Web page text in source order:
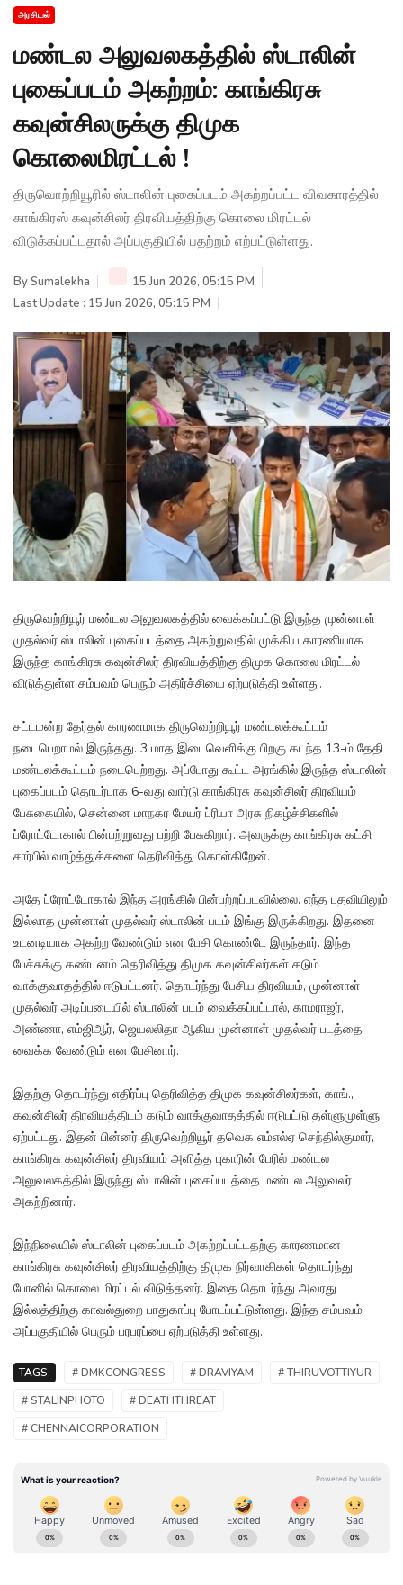
அரசியல்
மண்டல அலுவலகத்தில் ஸ்டாலின்
புகைப்படம் அகற்றம்: காங்கிரசு
கவுன்சிலருக்கு திமுக
கொலைமிரட்டல் !
திருவொற்றியூரில் ஸ்டாலின் புகைப்படம் அகற்றப்பட்ட விவகாரத்தில்
காங்கிரஸ் கவுன்சிலர் திரவியத்திற்கு கொலை மிரட்டல்
விடுக்கப்பட்டதால் அப்பகுதியில் பதற்றம் எற்பட்டுள்ளது.
BySumalekha
15 Jun 2026, 05:15 PM
Last Update : 15 Jun 2026, 05:15 PM
திருவெற்றியூர் மண்டல அலுவலகத்தில் வைக்கப்பட்டு இருந்த முன்னாள்
முதல்வர் ஸ்டாலின் புகைப்படத்தை அகற்றுவதில் முக்கிய காரணியாக
இருந்த காங்கிரசு கவுன்சிலர் திரவியத்திற்கு திமுக கொலை மிரட்டல்
விடுத்துள்ள சம்பவம் பெரும் அதிர்ச்சியை ஏற்படுத்தி உள்ளது.
சட்டமன்ற தேர்தல் காரணமாக திருவெற்றியூர் மண்டலக்கூட்டம்
நடைபெறாமல் இருந்தது. 3 மாத இடைவெளிக்கு பிறகு கடந்த 13-ம் தேதி
மண்டலக்கூட்டம் நடைபெற்றது. அப்போது கூட்ட அரங்கில் இருந்த ஸ்டாலின்
புகைப்படம் தொடர்பாக 6-வது வார்டு காங்கிரசு கவுன்சிலர் திரவியம்
பேசுகையில், சென்னை மாநகர மேயர் ப்ரியா அரசு நிகழ்ச்சிகளில்
ப்ரோட்டோகால் பின்பற்றுவது பற்றி பேசுகிறார். அவருக்கு காங்கிரசு கட்சி
சார்பில் வாழ்த்துக்களை தெரிவித்து கொள்கிறேன்.
அதே ப்ரோட்டோகால் இந்த அரங்கில் பின்பற்றப்படவில்லை. எந்த பதவியிலும்
இல்லாத முன்னாள் முதல்வர் ஸ்டாலின் படம் இங்கு இருக்கிறது. இதனை
உடனடியாக அகற்ற வேண்டும் என பேசி கொண்டே இருந்தார். இந்த
பேச்சுக்கு கண்டனம் தெரிவித்து திமுக கவுன்சிலர்கள் கடும்
வாக்குவாதத்தில் ஈடுபட்டனர். தொடர்ந்து பேசிய திரவியம், முன்னாள்
முதல்வர் அடிப்படையில் ஸ்டாலின் படம் வைக்கப்பட்டால், காமராஜர்,
அண்ணா, எம்ஜிஆர், ஜெயலலிதா ஆகிய முன்னாள் முதல்வர் படத்தை
வைக்க வேண்டும் என பேசினார்.
இதற்கு தொடர்ந்து எதிர்ப்பு தெரிவித்த திமுக கவுன்சிலர்கள், காங்.,
கவுன்சிலர் திரவியத்திடம் கடும் வாக்குவாதத்தில் ஈடுபட்டு தள்ளுமுள்ளு
ஏற்பட்டது. இதன் பின்னர் திருவெற்றியூர் தவெக எம்எல்ஏ செந்தில்குமார்,
காங்கிரசு கவுன்சிலர் திரவியம் அளித்த புகாரின் பேரில் மண்டல
அலுவலகத்தில் இருந்து ஸ்டாலின் புகைப்படத்தை மண்டல அலுவலர்
அகற்றினார்.
இந்நிலையில் ஸ்டாலின் புகைப்படம் அகற்றப்பட்டதற்கு காரணமான
காங்கிரசு கவுன்சிலர் திரவியத்திற்கு திமுக நிர்வாகிகள் தொடர்ந்து
போனில் கொலை மிரட்டல் விடுத்தனர். இதை தொடர்ந்து அவரது
இல்லத்திற்கு காவல்துறை பாதுகாப்பு போடப்பட்டுள்ளது. இந்த சம்பவம்
அப்பகுதியில் பெரும் பரபரப்பை ஏற்படுத்தி உள்ளது.
TAGS: # DMKCONGRESS # DRAVIYAM
# THIRUVOTTIYUR
# STALINPHOTO
# DEATHTHREAT
# CHENNAICORPORATION